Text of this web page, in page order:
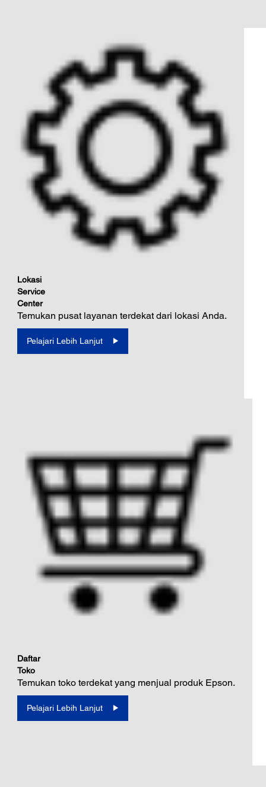
Lokasi
Service
Center
Temukan pusat layanan terdekat dari lokasi Anda.
Pelajari Lebih Lanjut
Daftar
Toko
Temukan toko terdekat yang menjual produk Epson.
Pelajari Lebih Lanjut